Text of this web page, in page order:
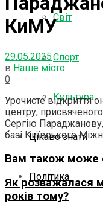
Світ
Спорт
Культура
Цікаво знати
Політика
КиМУ
29.05.2025
в Наше місто
0
Урочисте відкриття
центру,
Сергію Параджанову,
базі Київського
Вам також може
Як розважалася
років тому?